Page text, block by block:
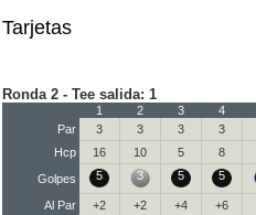
Tarjetas
Ronda 2 - Tee salida: 1
1 2 3 4
Par
3 3 3 3
Hcp
16 10 5 8
Golpes
5 3 5 5
Al Par +2 +2 +4 +6